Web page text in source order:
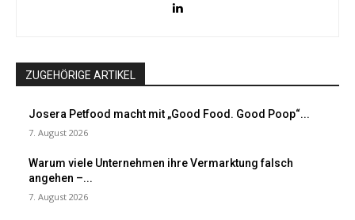
ZUGEHÖRIGE ARTIKEL
Josera Petfood macht mit „Good Food. Good Poop“...
7. August 2026
Warum viele Unternehmen ihre Vermarktung falsch
angehen –...
7. August 2026